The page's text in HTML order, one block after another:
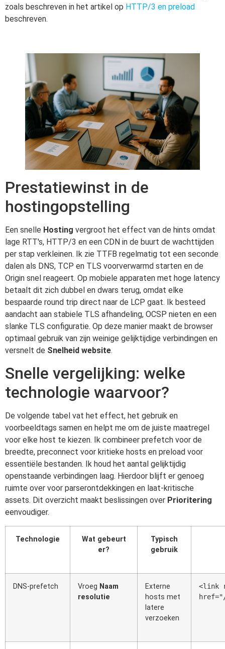
zoals beschreven in het artikel op HTTP/3 en preload
beschreven.
Prestatiewinst in de
hostingopstelling
Een snelle Hosting vergroot het effect van de hints omdat
lage RTT's, HTTP/3 en een CDN in de buurt de wachttijden
per stap verkleinen. Ik zie TTFB regelmatig tot een seconde
dalen als DNS, TCP en TLS voorverwarmd starten en de
Origin snel reageert. Op mobiele apparaten met hoge latency
betaalt dit zich dubbel en dwars terug, omdat elke
bespaarde round trip direct naar de LCP gaat. Ik besteed
aandacht aan stabiele TLS afhandeling, OCSP nieten en een
slanke TLS configuratie. Op deze manier maakt de browser
optimaal gebruik van zijn weinige gelijktijdige verbindingen en
versnelt de Snelheid website.
Snelle vergelijking: welke
technologie waarvoor?
De volgende tabel vat het effect, het gebruik en
voorbeeldtags samen en helpt me om de juiste maatregel
voor elke host te kiezen. Ik combineer prefetch voor de
breedte, preconnect voor kritieke hosts en preload voor
essentiële bestanden. Ik houd het aantal gelijktijdig
openstaande verbindingen laag. Hierdoor blijft er genoeg
ruimte over voor parserontdekkingen en laat-kritische
assets. Dit overzicht maakt beslissingen over Prioritering
eenvoudiger.
Technologie
Wat gebeurt
er?
Typisch
gebruik
DNS-prefetch Vroeg Naam
resolutie
Externe
hosts met
latere
verzoeken
<link